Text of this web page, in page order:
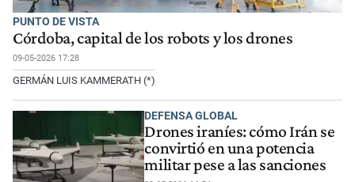
PUNTO DE VISTA
Córdoba, capital de los robots y los drones
09-05-2026 17:28
GERMÁN LUIS KAMMERATH (*)
DEFENSA GLOBAL
Drones iraníes: cómo Irán se
convirtió en una potencia
militar pese a las sanciones